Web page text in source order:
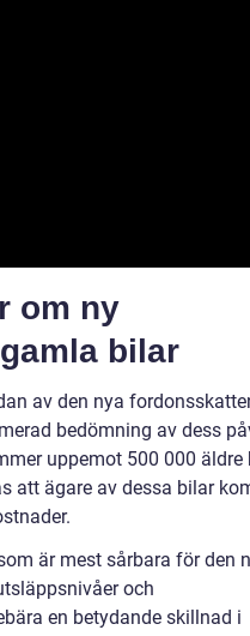
om ny
bilar
av den nya
bedömning av dess
uppemot 500 000 äldre
att ägare av dessa bilar
är mest sårbara för den
och
en betydande skillnad i